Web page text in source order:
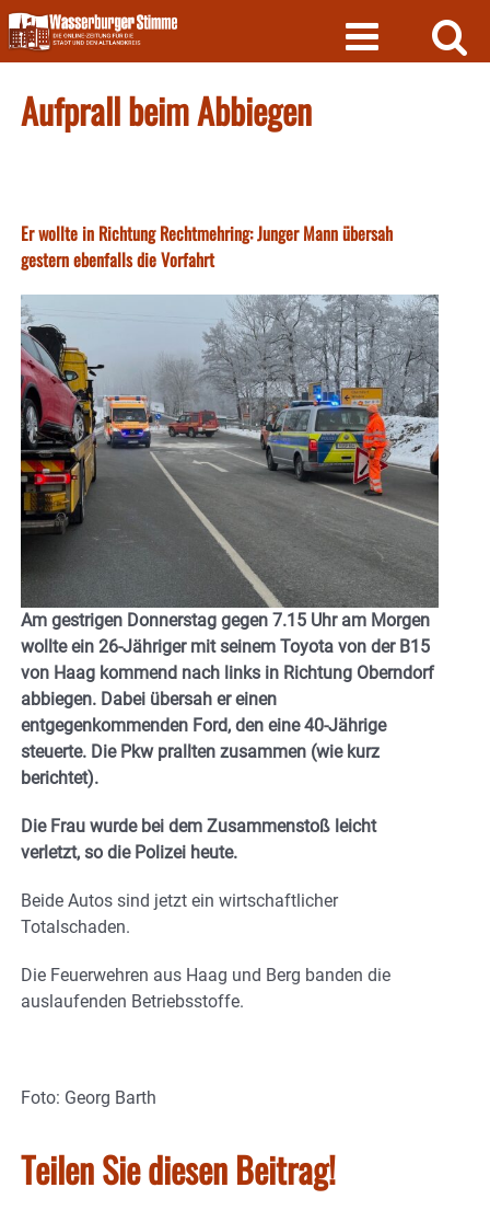
Skip
to
content
Aufprall beim Abbiegen
Er wollte in Richtung Rechtmehring: Junger Mann übersah
gestern ebenfalls die Vorfahrt
Am gestrigen Donnerstag gegen 7.15 Uhr am Morgen
wollte ein 26-Jähriger mit seinem Toyota von der B15
von Haag kommend nach links in Richtung Oberndorf
abbiegen. Dabei übersah er einen
entgegenkommenden Ford, den eine 40-Jährige
steuerte. Die Pkw prallten zusammen (wie kurz
berichtet).
Die Frau wurde bei dem Zusammenstoß leicht
verletzt, so die Polizei heute.
Beide Autos sind jetzt ein wirtschaftlicher
Totalschaden.
Die Feuerwehren aus Haag und Berg banden die
auslaufenden Betriebsstoffe.
Foto: Georg Barth
Teilen Sie diesen Beitrag!